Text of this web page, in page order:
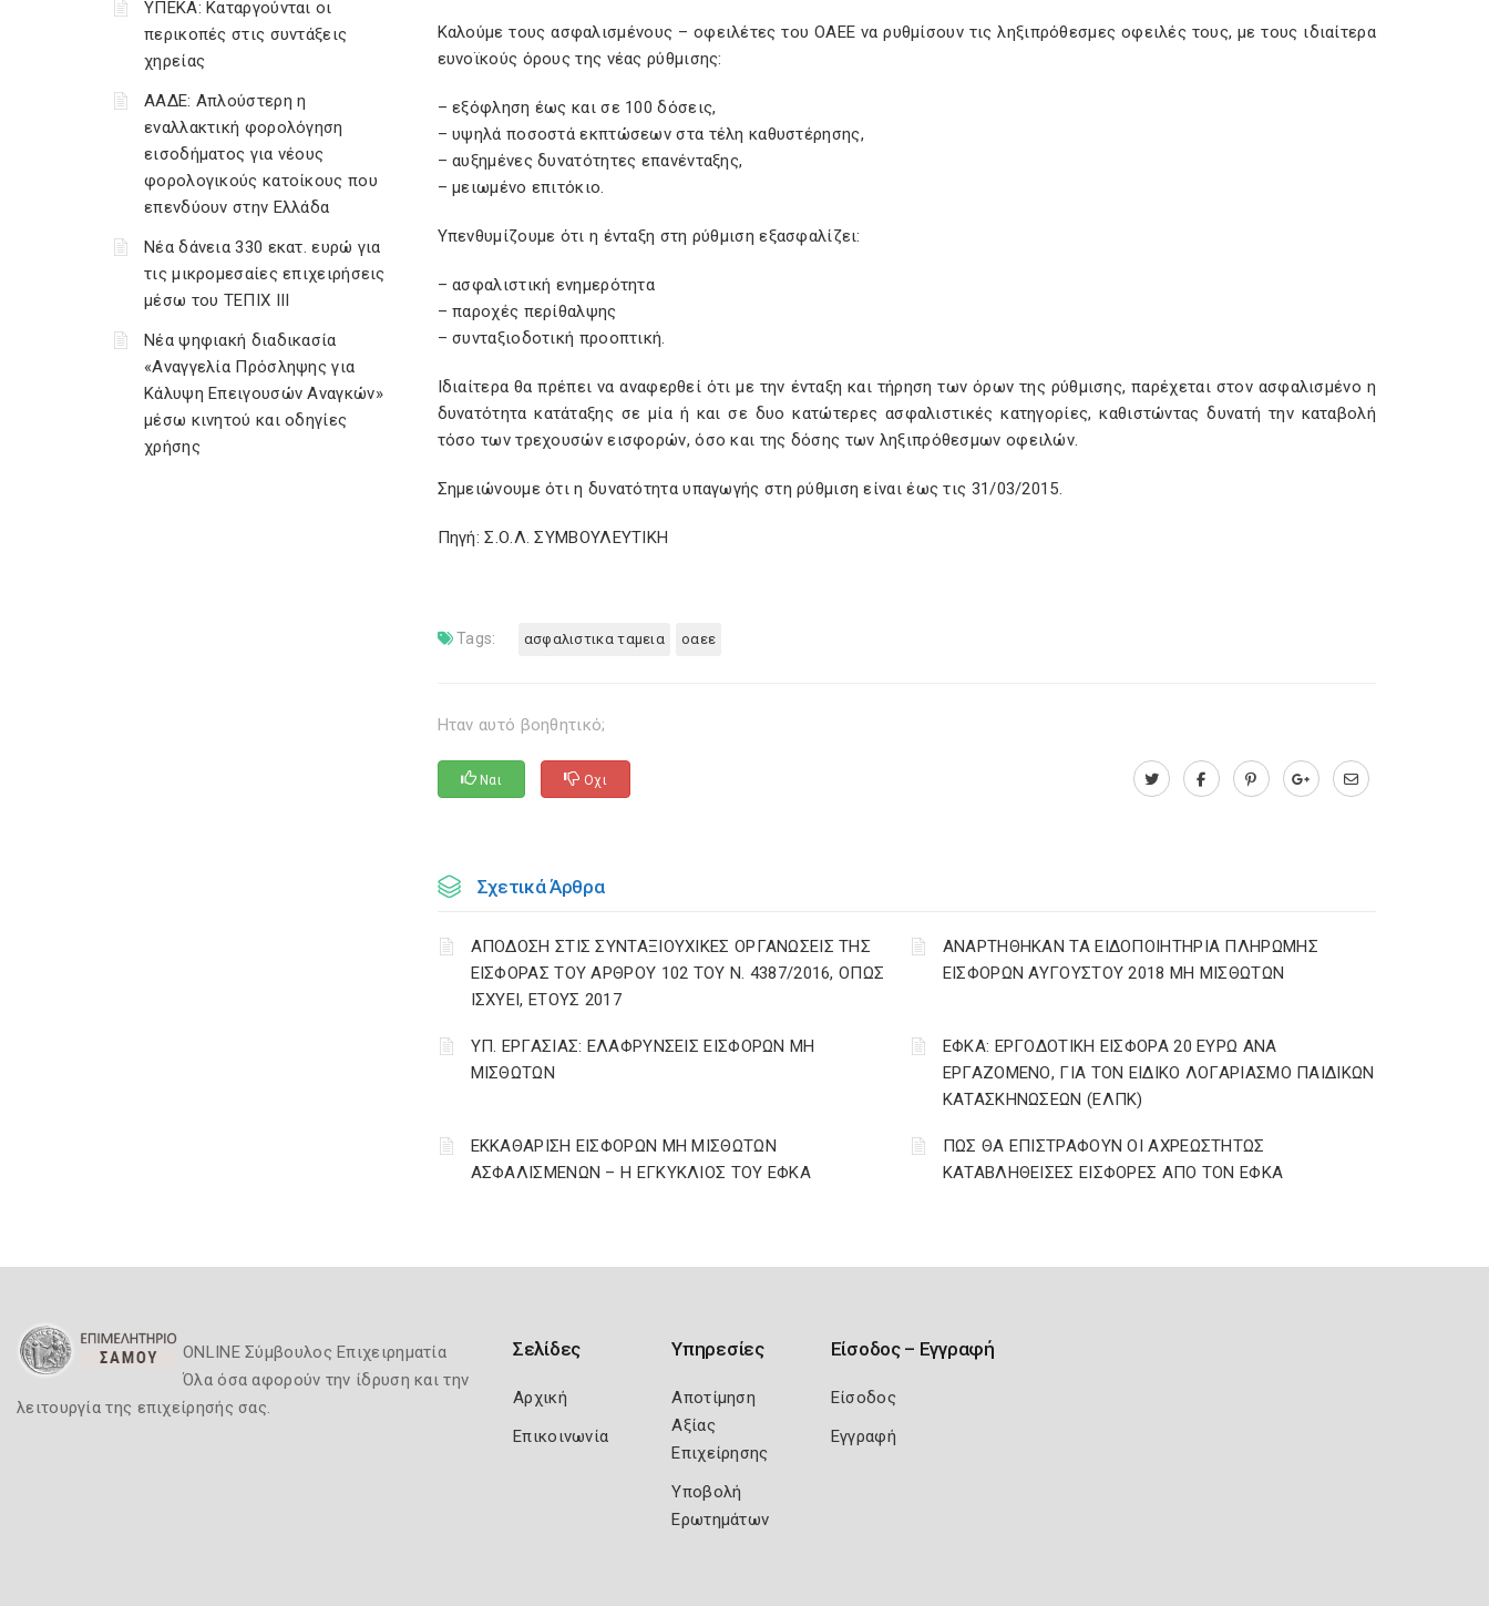
ΥΠΕΚΑ: Καταργούνται οι
περικοπές στις συντάξεις
χηρείας
ΑΑΔΕ: Απλούστερη η
εναλλακτική φορολόγηση
εισοδήματος για νέους
φορολογικούς κατοίκους που
επενδύουν στην Ελλάδα
Νέα δάνεια 330 εκατ. ευρώ για
τις μικρομεσαίες επιχειρήσεις
μέσω του ΤΕΠΙΧ ΙΙΙ
Νέα ψηφιακή διαδικασία
«Αναγγελία Πρόσληψης για
Κάλυψη Επειγουσών Αναγκών»
μέσω κινητού και οδηγίες
χρήσης
Καλούμε τους ασφαλισμένους – οφειλέτες του ΟΑΕΕ να ρυθμίσουν τις ληξιπρόθεσμες οφειλές τους, με τους ιδιαίτερα
ευνοϊκούς όρους της νέας ρύθμισης:
– εξόφληση έως και σε 100 δόσεις,
– υψηλά ποσοστά εκπτώσεων στα τέλη καθυστέρησης,
– αυξημένες δυνατότητες επανένταξης,
– μειωμένο επιτόκιο.
Υπενθυμίζουμε ότι η ένταξη στη ρύθμιση εξασφαλίζει:
– ασφαλιστική ενημερότητα
– παροχές περίθαλψης
– συνταξιοδοτική προοπτική.
Ιδιαίτερα θα πρέπει να αναφερθεί ότι με την ένταξη και τήρηση των όρων της ρύθμισης, παρέχεται στον ασφαλισμένο η
δυνατότητα κατάταξης σε μία ή και σε δυο κατώτερες ασφαλιστικές κατηγορίες, καθιστώντας δυνατή την καταβολή
τόσο των τρεχουσών εισφορών, όσο και της δόσης των ληξιπρόθεσμων οφειλών.
Σημειώνουμε ότι η δυνατότητα υπαγωγής στη ρύθμιση είναι έως τις 31/03/2015.
Πηγή: Σ.Ο.Λ. ΣΥΜΒΟΥΛΕΥΤΙΚΗ
Tags: ασφαλιστικα ταμεια οαεε
Ηταν αυτό βοηθητικό;
Ναι Οχι
Σχετικά Άρθρα
ΑΠΟΔΟΣΗ ΣΤΙΣ ΣΥΝΤΑΞΙΟΥΧΙΚΕΣ ΟΡΓΑΝΩΣΕΙΣ ΤΗΣ
ΕΙΣΦΟΡΑΣ ΤΟΥ ΑΡΘΡΟΥ 102 ΤΟΥ Ν. 4387/2016, ΟΠΩΣ
ΙΣΧΥΕΙ, ΕΤΟΥΣ 2017
ΑΝΑΡΤΗΘΗΚΑΝ ΤΑ ΕΙΔΟΠΟΙΗΤΗΡΙΑ ΠΛΗΡΩΜΗΣ
ΕΙΣΦΟΡΩΝ ΑΥΓΟΥΣΤΟΥ 2018 ΜΗ ΜΙΣΘΩΤΩΝ
ΥΠ. ΕΡΓΑΣΙΑΣ: ΕΛΑΦΡΥΝΣΕΙΣ ΕΙΣΦΟΡΩΝ ΜΗ
ΜΙΣΘΩΤΩΝ
ΕΦΚΑ: ΕΡΓΟΔΟΤΙΚΗ ΕΙΣΦΟΡΑ 20 ΕΥΡΩ ΑΝΑ
ΕΡΓΑΖΟΜΕΝΟ, ΓΙΑ ΤΟΝ ΕΙΔΙΚΟ ΛΟΓΑΡΙΑΣΜΟ ΠΑΙΔΙΚΩΝ
ΚΑΤΑΣΚΗΝΩΣΕΩΝ (ΕΛΠΚ)
ΕΚΚΑΘΑΡΙΣΗ ΕΙΣΦΟΡΩΝ ΜΗ ΜΙΣΘΩΤΩΝ
ΑΣΦΑΛΙΣΜΕΝΩΝ – Η ΕΓΚΥΚΛΙΟΣ ΤΟΥ ΕΦΚΑ
ΠΩΣ ΘΑ ΕΠΙΣΤΡΑΦΟΥΝ ΟΙ ΑΧΡΕΩΣΤΗΤΩΣ
ΚΑΤΑΒΛΗΘΕΙΣΕΣ ΕΙΣΦΟΡΕΣ ΑΠΟ ΤΟΝ ΕΦΚΑ
ONLINE Σύμβουλος Επιχειρηματία
Όλα όσα αφορούν την ίδρυση και την
λειτουργία της επιχείρησής σας.
Σελίδες
Αρχική
Επικοινωνία
Υπηρεσίες
Αποτίμηση
Αξίας
Επιχείρησης
Υποβολή
Ερωτημάτων
Είσοδος – Εγγραφή
Είσοδος
Εγγραφή